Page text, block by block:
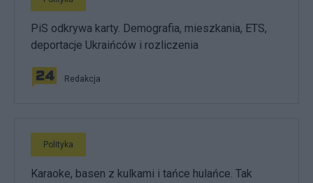
PiS odkrywa karty. Demografia, mieszkania, ETS,
deportacje Ukraińców i rozliczenia
Redakcja
Polityka
Karaoke, basen z kulkami i tańce hulańce. Tak